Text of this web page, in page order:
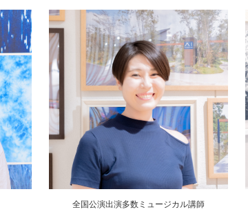
全国公演出演多数ミュージカル講師